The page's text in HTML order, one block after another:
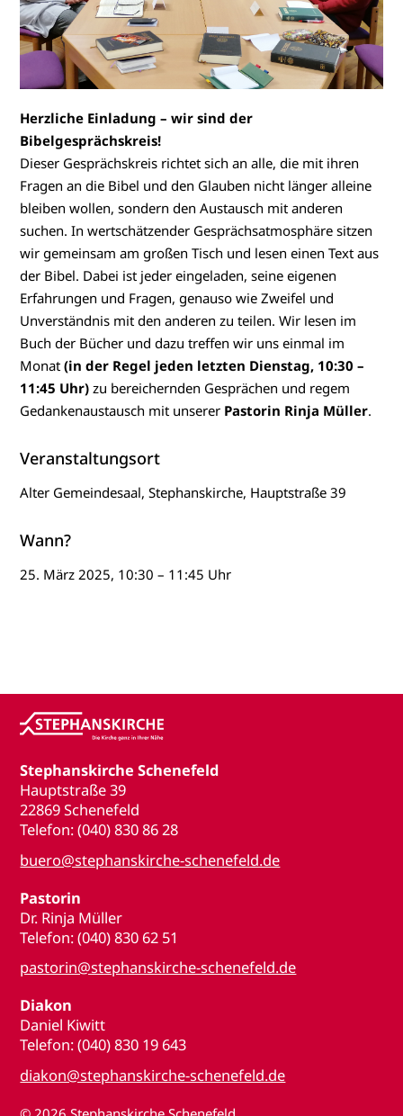
Herzliche Einladung – wir sind der
Bibelgesprächskreis!
Dieser Gesprächskreis richtet sich an alle, die mit ihren
Fragen an die Bibel und den Glauben nicht länger alleine
bleiben wollen, sondern den Austausch mit anderen
suchen. In wertschätzender Gesprächsatmosphäre sitzen
wir gemeinsam am großen Tisch und lesen einen Text aus
der Bibel. Dabei ist jeder eingeladen, seine eigenen
Erfahrungen und Fragen, genauso wie Zweifel und
Unverständnis mit den anderen zu teilen. Wir lesen im
Buch der Bücher und dazu treffen wir uns einmal im
Monat(in der Regel jeden letzten Dienstag, 10:30 –
11:45 Uhr) zu bereichernden Gesprächen und regem
Gedankenaustausch mit unserer Pastorin Rinja Müller.
Veranstaltungsort
Alter Gemeindesaal, Stephanskirche, Hauptstraße 39
Wann?
25. März 2025, 10:30 – 11:45 Uhr
Stephanskirche Schenefeld
Hauptstraße 39
22869 Schenefeld
Telefon: (040) 830 86 28
buero@stephanskirche-schenefeld.de
Pastorin
Dr. Rinja Müller
Telefon: (040) 830 62 51
pastorin@stephanskirche-schenefeld.de
Diakon
Daniel Kiwitt
Telefon: (040) 830 19 643
diakon@stephanskirche-schenefeld.de